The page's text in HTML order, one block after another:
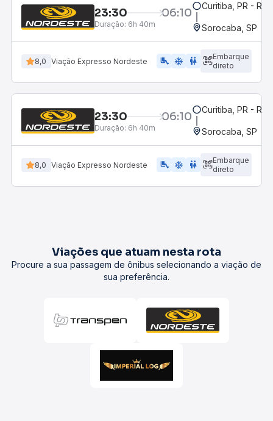
23:30 06:10
Duração: 6h 40m
Curitiba, PR -
Sorocaba, SP
8,0 Viação Expresso Nordeste airline_seat_legroom_extra ac_unit WC
Embarque
direto
23:30 06:10
Duração: 6h 40m
Curitiba, PR -
Sorocaba, SP
8,0 Viação Expresso Nordeste airline_seat_legroom_extra ac_unit WC
Embarque
direto
Viações que atuam nesta rota
Procure a sua passagem de ônibus selecionando a viação de
sua preferência.